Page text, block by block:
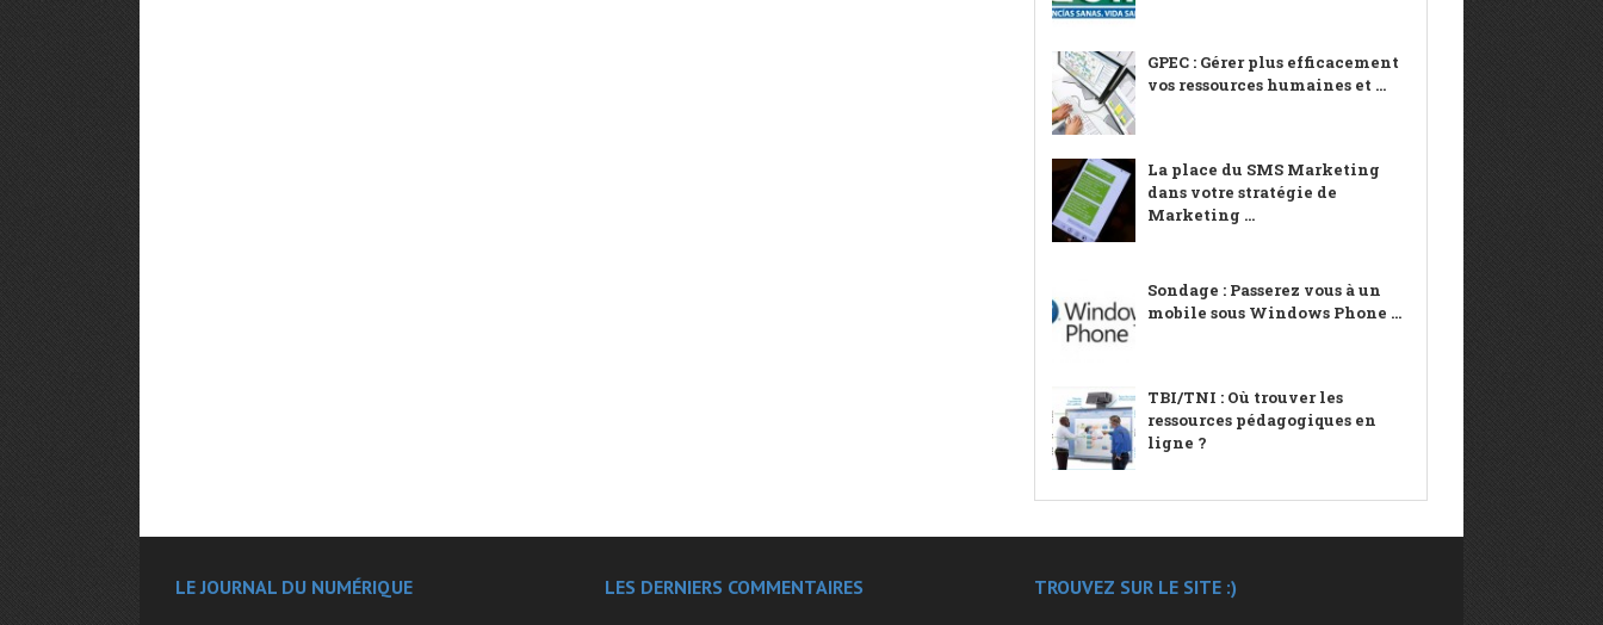
GPEC : Gérer plus efficacement
vos ressources humaines et ...
La place du SMS Marketing
dans votre stratégie de
Marketing ...
Sondage : Passerez vous à un
mobile sous Windows Phone ...
TBI/TNI : Où trouver les
ressources pédagogiques en
ligne ?
LE JOURNAL DU NUMÉRIQUE LES DERNIERS COMMENTAIRES TROUVEZ SUR LE SITE :)